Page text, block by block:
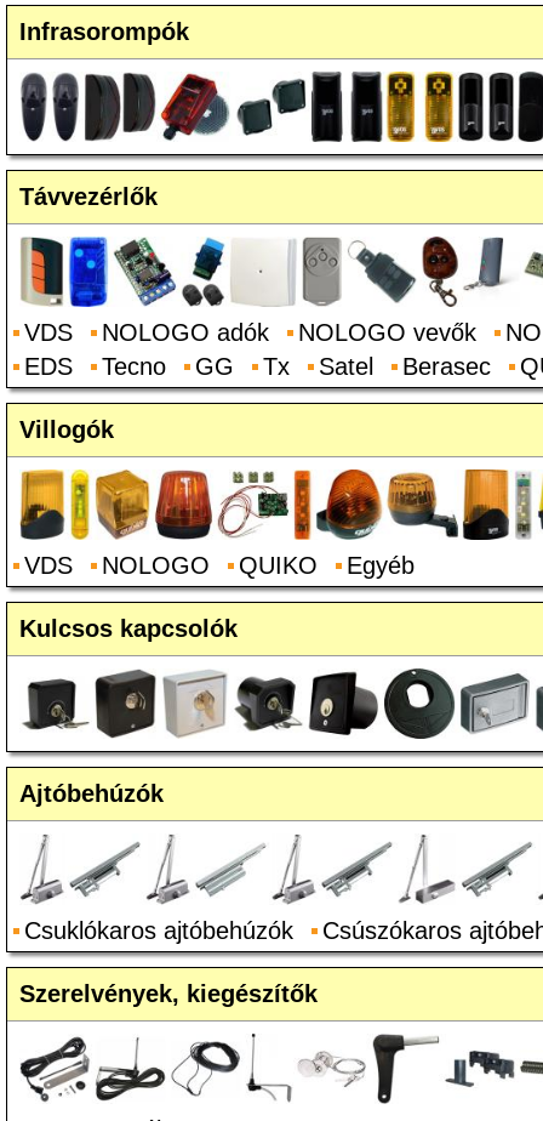
Infrasorompók
Távvezérlők
VDS NOLOGO adók NOLOGO vevők
EDS
Tecno GG Tx Satel Berasec
Villogók
VDS NOLOGO QUIKO Egyéb
Kulcsos kapcsolók
Ajtóbehúzók
Csuklókaros ajtóbehúzók Csúszókaros
Szerelvények, kiegészítők